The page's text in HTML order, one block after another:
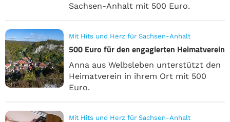
Sachsen-Anhalt mit 500 Euro.
Mit Hits und Herz für Sachsen-Anhalt
500 Euro für den engagierten Heimatverein
Anna aus Welbsleben unterstützt den
Heimatverein in ihrem Ort mit 500
Euro.
Mit Hits und Herz für Sachsen-Anhalt